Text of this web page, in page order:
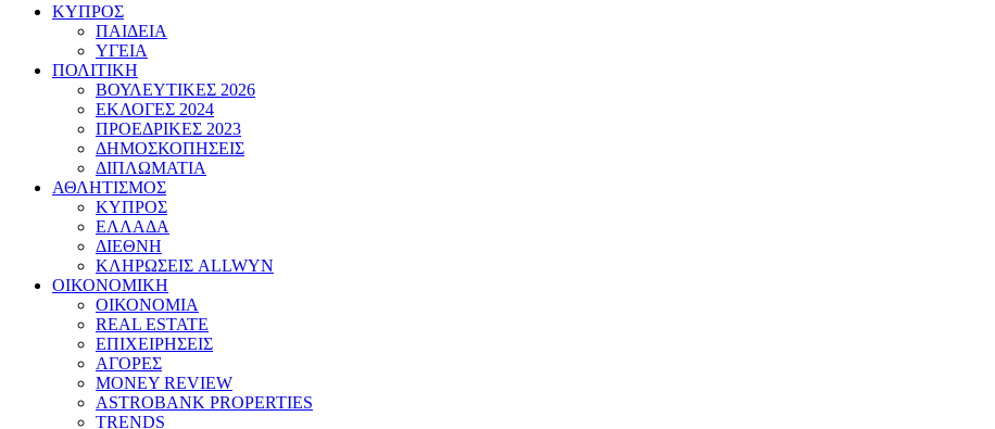
ΚΥΠΡΟΣ
ΠΑΙΔΕΙΑ
ΥΓΕΙΑ
ΠΟΛΙΤΙΚΗ
ΒΟΥΛΕΥΤΙΚΕΣ 2026
ΕΚΛΟΓΕΣ 2024
ΠΡΟΕΔΡΙΚΕΣ 2023
ΔΗΜΟΣΚΟΠΗΣΕΙΣ
ΔΙΠΛΩΜΑΤΙΑ
ΑΘΛΗΤΙΣΜΟΣ
ΚΥΠΡΟΣ
ΕΛΛΑΔΑ
ΔΙΕΘΝΗ
ΚΛΗΡΩΣΕΙΣ ALLWYN
ΟΙΚΟΝΟΜΙΚΗ
ΟΙΚΟΝΟΜΙΑ
REAL ESTATE
ΕΠΙΧΕΙΡΗΣΕΙΣ
ΑΓΟΡΕΣ
MONEY REVIEW
ASTROBANK PROPERTIES
TRENDS